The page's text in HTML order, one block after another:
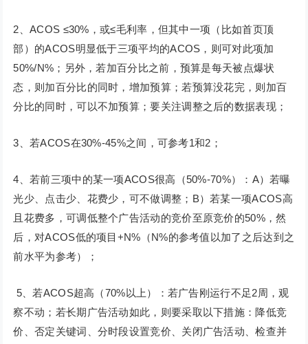
2、ACOS ≤30%，或≤毛利率，但其中一项（比如首页顶
部）的ACOS明显低于三项平均的ACOS，则可对此项加
50%/N%；另外，若加百分比之前，预算是每天被点爆状
态，则加百分比的同时，增加预算；若预算没花完，则加百
分比的同时，可以不加预算；要关注调整之后的数据表现；
3、若ACOS在30%-45%之间，可参考1和2；
4、若前三项中的某一项ACOS很高（50%-70%）：A）若曝
光少、点击少、花费少，可不做调整；B）若某一项ACOS高
且花费多，可调低整个广告活动的竞价至原竞价的50%，然
后，对ACOS低的项目+N%（N%的参考值以加了之后达到之
前水平为参考）；
5、若ACOS超高（70%以上）：若广告刚运行不足2周，观
察不动；若长期广告活动如此，则要采取以下措施：降低竞
价、否定关键词、分时段设置竞价、关闭广告活动、检查并